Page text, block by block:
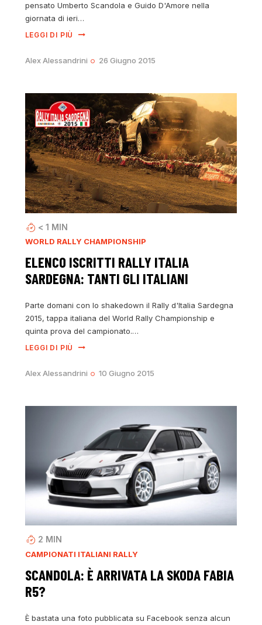
pensato Umberto Scandola e Guido D'Amore nella
giornata di ieri…
LEGGI DI PIÙ
Alex Alessandrini 26 Giugno 2015
< 1 MIN
WORLD RALLY CHAMPIONSHIP
ELENCO ISCRITTI RALLY ITALIA
SARDEGNA: TANTI GLI ITALIANI
Parte domani con lo shakedown il Rally d'Italia Sardegna
2015, tappa italiana del World Rally Championship e
quinta prova del campionato.…
LEGGI DI PIÙ
Alex Alessandrini 10 Giugno 2015
2 MIN
CAMPIONATI ITALIANI RALLY
SCANDOLA: È ARRIVATA LA SKODA FABIA
R5?
È bastata una foto pubblicata su Facebook senza alcun